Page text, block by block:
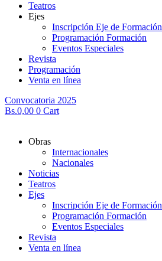
Teatros
Ejes
Inscripción Eje de Formación
Programación Formación
Eventos Especiales
Revista
Programación
Venta en línea
Convocatoria 2025
Bs.0,00 0 Cart
Obras
Internacionales
Nacionales
Noticias
Teatros
Ejes
Inscripción Eje de Formación
Programación Formación
Eventos Especiales
Revista
Venta en línea